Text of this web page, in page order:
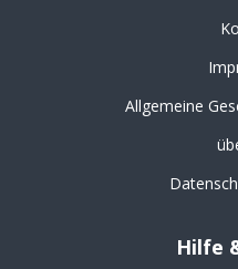
Allgemeine
Hilfe